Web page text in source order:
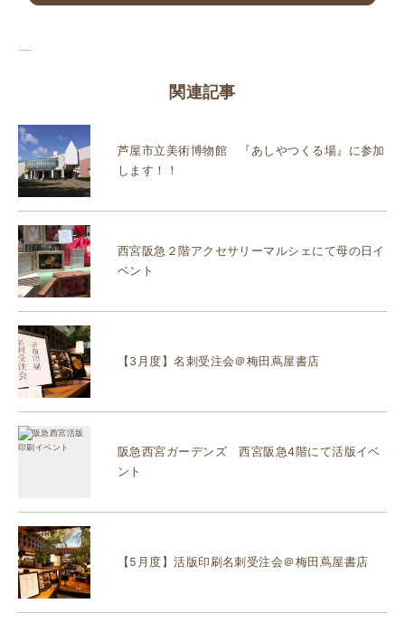
関連記事
芦屋市立美術博物館 『あしやつくる場』に参加
します！！
西宮阪急２階アクセサリーマルシェにて母の日イ
ベント
【3月度】名刺受注会＠梅田蔦屋書店
阪急西宮ガーデンズ 西宮阪急4階にて活版イベ
ント
【5月度】活版印刷名刺受注会＠梅田蔦屋書店